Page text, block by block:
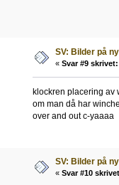
SV: Bilder på
« Svar #9 skrivet:
klockren placering av
om man då har
over and out c-yaaaa
SV: Bilder på
« Svar #10